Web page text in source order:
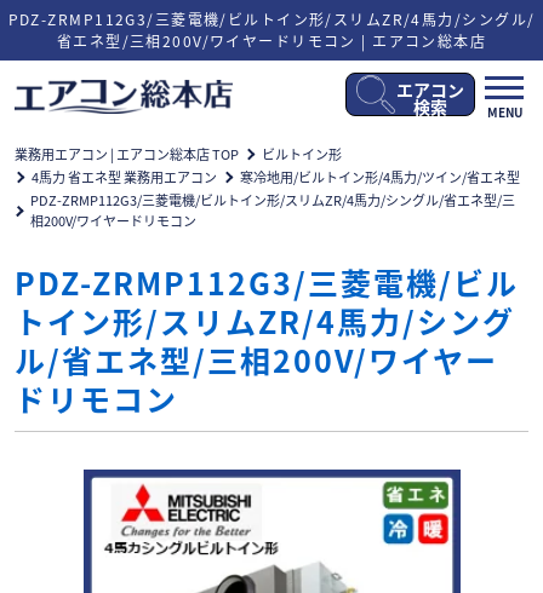
PDZ-ZRMP112G3/三菱電機/ビルトイン形/スリムZR/4馬力/シングル/
省エネ型/三相200V/ワイヤードリモコン | エアコン総本店
メ
ニ
ー
開
閉
MENU
エアコン
検索
業務用エアコン | エアコン総本店 TOP
ビルトイン形
4馬力 省エネ型 業務用エアコン
寒冷地用/ビルトイン形/4馬力/ツイン/省エネ型
PDZ-ZRMP112G3/三菱電機/ビルトイン形/スリムZR/4馬力/シングル/省エネ型/三
相200V/ワイヤードリモコン
PDZ-ZRMP112G3/三菱電機/ビル
トイン形/スリムZR/4馬力/シング
ル/省エネ型/三相200V/ワイヤー
ドリモコン